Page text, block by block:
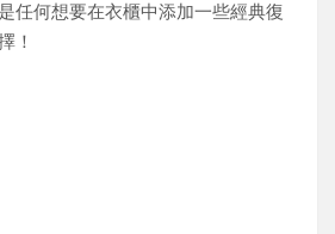
任何想要在衣櫃中添加一些經典復
！